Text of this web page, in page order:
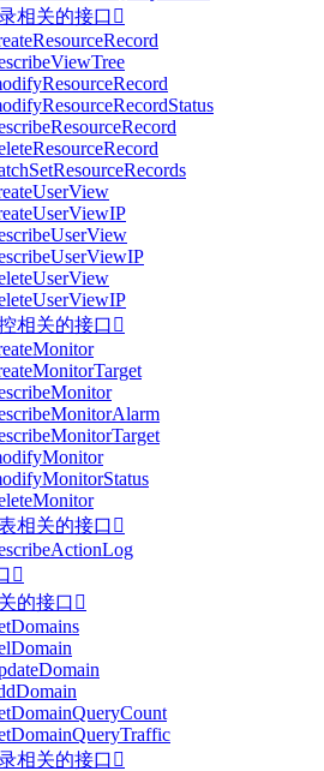
相关的接口 
相关的接口 
相关的接口 

的接口 
相关的接口 